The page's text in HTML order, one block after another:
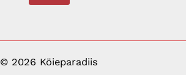
© 2026 Köieparadiis